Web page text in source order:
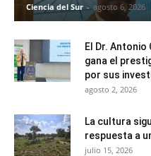
Ciencia del Sur - agosto 6, 2026
El Dr.
gana el
por sus
agosto 2, 2026
La cultura
respuesta a
julio 15, 2026